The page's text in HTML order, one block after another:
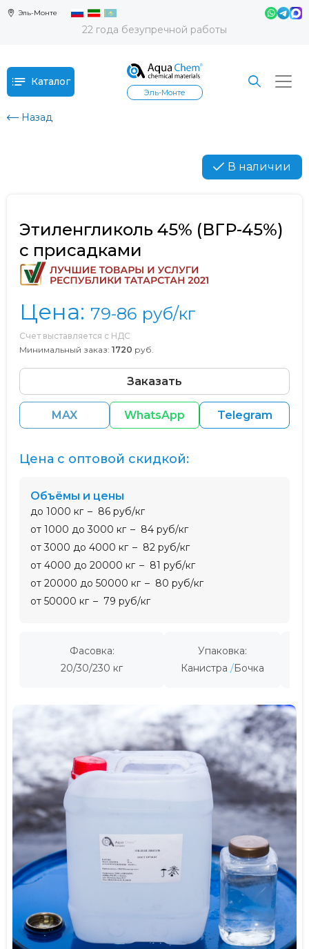
Эль-Монте
22 года безупречной работы
Каталог
Эль-Монте
Назад
В наличии
Этиленгликоль 45% (ВГР-45%)
с присадками
Цена: 79-86 руб/кг
Счет выставляется с НДС
Минимальный заказ: 1720 руб.
Заказать
MAX WhatsApp Telegram
Фасовка:
20/30/230 кг
Упаковка:
Канистра
Бочка
Цена с оптовой скидкой:
Объёмы и цены
до 1000 кг
86 руб/кг
от 1000 до 3000 кг
84 руб/кг
от 3000 до 4000 кг
82 руб/кг
от 4000 до 20000 кг
81 руб/кг
от 20000 до 50000 кг
80 руб/кг
от 50000 кг
79 руб/кг